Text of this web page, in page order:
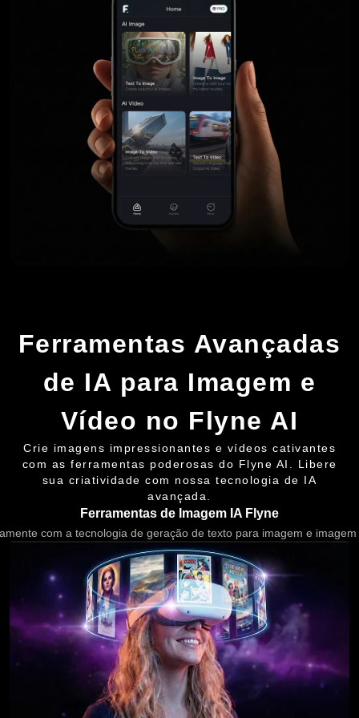
Ferramentas Avançadas
de IA para Imagem e
Vídeo no Flyne AI
Crie imagens impressionantes e vídeos cativantes
com as ferramentas poderosas do Flyne AI. Libere
sua criatividade com nossa tecnologia de IA
avançada.
Ferramentas de Imagem IA Flyne
com a tecnologia de geração de texto para imagem e